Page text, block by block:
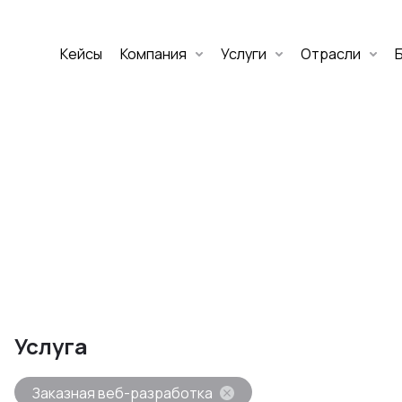
Кейсы Компания Услуги Отрасли
Услуга
Заказная веб-разработка